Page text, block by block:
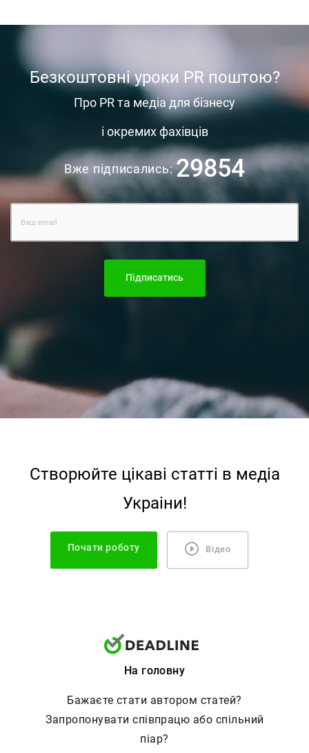
Безкоштовні уроки PR поштою?
Про PR та медіа для бізнесу
і окремих фахівців
Вже підписались:29854
Підписатись
Створюйте цiкавi статтi в медiа
Украiни!
Почати роботу Відео
На головну
Бажаєте стати автором статей?
Запропонувати співпрацю або спільний
піар?